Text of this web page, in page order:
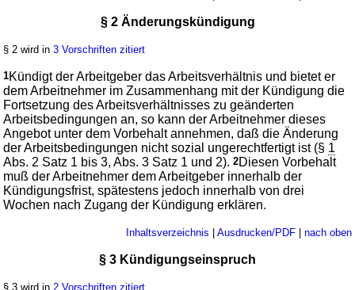
§ 2 Änderungskündigung
§ 2 wird in3 Vorschriften zitiert
1Kündigt der Arbeitgeber das Arbeitsverhältnis und bietet er
dem Arbeitnehmer im Zusammenhang mit der Kündigung die
Fortsetzung des Arbeitsverhältnisses zu geänderten
Arbeitsbedingungen an, so kann der Arbeitnehmer dieses
Angebot unter dem Vorbehalt annehmen, daß die Änderung
der Arbeitsbedingungen nicht sozial ungerechtfertigt ist (§ 1
Abs. 2 Satz 1 bis 3, Abs. 3 Satz 1 und 2).2Diesen Vorbehalt
muß der Arbeitnehmer dem Arbeitgeber innerhalb der
Kündigungsfrist, spätestens jedoch innerhalb von drei
Wochen nach Zugang der Kündigung erklären.
Inhaltsverzeichnis Ausdrucken/PDF| nach oben
§ 3 Kündigungseinspruch
§ 3 wird in 2 Vorschriften zitiert